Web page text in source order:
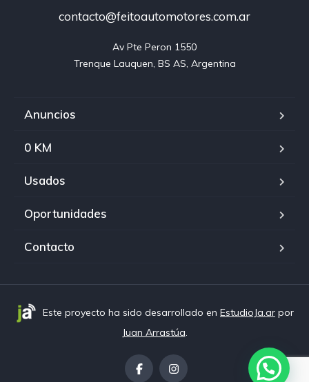
contacto@feitoautomotores.com.ar
Av Pte Peron 1550
Trenque Lauquen, BS AS, Argentina
Anuncios
0 KM
Usados
Oportunidades
Contacto
Este proyecto ha sido desarrollado en EstudioJa.ar por
Juan Arrastúa.